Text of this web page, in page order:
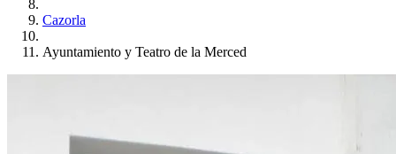
Cazorla
Ayuntamiento y Teatro de la Merced